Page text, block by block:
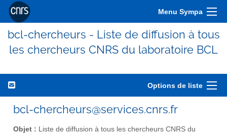
Menu Sympa
bcl-chercheurs - Liste de diffusion à tous
les chercheurs CNRS du laboratoire BCL
Options de liste
bcl-chercheurs@services.cnrs.fr
Objet : Liste de diffusion à tous les chercheurs CNRS du